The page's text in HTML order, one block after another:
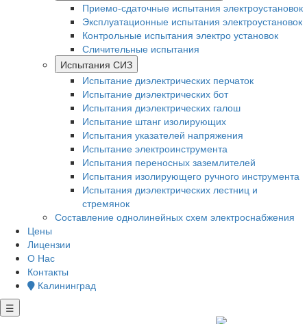
Приемо-сдаточные испытания электроустановок
Эксплуатационные испытания электроустановок
Контрольные испытания электро установок
Сличительные испытания
Испытания СИЗ
Испытание диэлектрических перчаток
Испытание диэлектрических бот
Испытания диэлектрических галош
Испытание штанг изолирующих
Испытания указателей напряжения
Испытание электроинструмента
Испытания переносных заземлителей
Испытания изолирующего ручного инструмента
Испытания диэлектрических лестниц и
стремянок
Составление однолинейных схем электроснабжения
Цены
Лицензии
О Нас
Контакты
Калининград
☰